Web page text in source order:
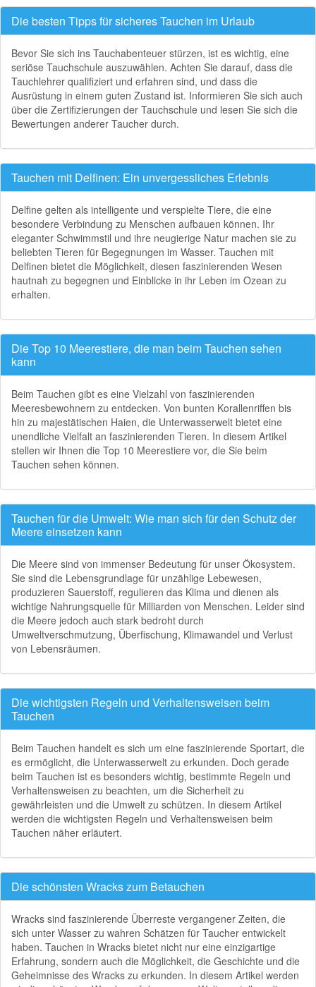
Die besten Tipps für sicheres Tauchen im Urlaub
Bevor Sie sich ins Tauchabenteuer stürzen, ist es wichtig, eine
seriöse Tauchschule auszuwählen. Achten Sie darauf, dass die
Tauchlehrer qualifiziert und erfahren sind, und dass die
Ausrüstung in einem guten Zustand ist. Informieren Sie sich auch
über die Zertifizierungen der Tauchschule und lesen Sie sich die
Bewertungen anderer Taucher durch.
Tauchen mit Delfinen: Ein unvergessliches Erlebnis
Delfine gelten als intelligente und verspielte Tiere, die eine
besondere Verbindung zu Menschen aufbauen können. Ihr
eleganter Schwimmstil und ihre neugierige Natur machen sie zu
beliebten Tieren für Begegnungen im Wasser. Tauchen mit
Delfinen bietet die Möglichkeit, diesen faszinierenden Wesen
hautnah zu begegnen und Einblicke in ihr Leben im Ozean zu
erhalten.
Die Top 10 Meerestiere, die man beim Tauchen sehen
kann
Beim Tauchen gibt es eine Vielzahl von faszinierenden
Meeresbewohnern zu entdecken. Von bunten Korallenriffen bis
hin zu majestätischen Haien, die Unterwasserwelt bietet eine
unendliche Vielfalt an faszinierenden Tieren. In diesem Artikel
stellen wir Ihnen die Top 10 Meerestiere vor, die Sie beim
Tauchen sehen können.
Tauchen für die Umwelt: Wie man sich für den Schutz der
Meere einsetzen kann
Die Meere sind von immenser Bedeutung für unser Ökosystem.
Sie sind die Lebensgrundlage für unzählige Lebewesen,
produzieren Sauerstoff, regulieren das Klima und dienen als
wichtige Nahrungsquelle für Milliarden von Menschen. Leider sind
die Meere jedoch auch stark bedroht durch
Umweltverschmutzung, Überfischung, Klimawandel und Verlust
von Lebensräumen.
Die wichtigsten Regeln und Verhaltensweisen beim
Tauchen
Beim Tauchen handelt es sich um eine faszinierende Sportart, die
es ermöglicht, die Unterwasserwelt zu erkunden. Doch gerade
beim Tauchen ist es besonders wichtig, bestimmte Regeln und
Verhaltensweisen zu beachten, um die Sicherheit zu
gewährleisten und die Umwelt zu schützen. In diesem Artikel
werden die wichtigsten Regeln und Verhaltensweisen beim
Tauchen näher erläutert.
Die schönsten Wracks zum Betauchen
Wracks sind faszinierende Überreste vergangener Zeiten, die
sich unter Wasser zu wahren Schätzen für Taucher entwickelt
haben. Tauchen in Wracks bietet nicht nur eine einzigartige
Erfahrung, sondern auch die Möglichkeit, die Geschichte und die
Geheimnisse des Wracks zu erkunden. In diesem Artikel werden